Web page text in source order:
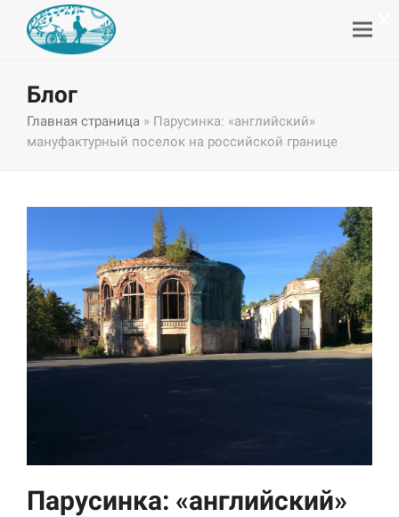
Блог
Главная страница » Парусинка: «английский»
мануфактурный поселок на российской границе
Парусинка: «английский»